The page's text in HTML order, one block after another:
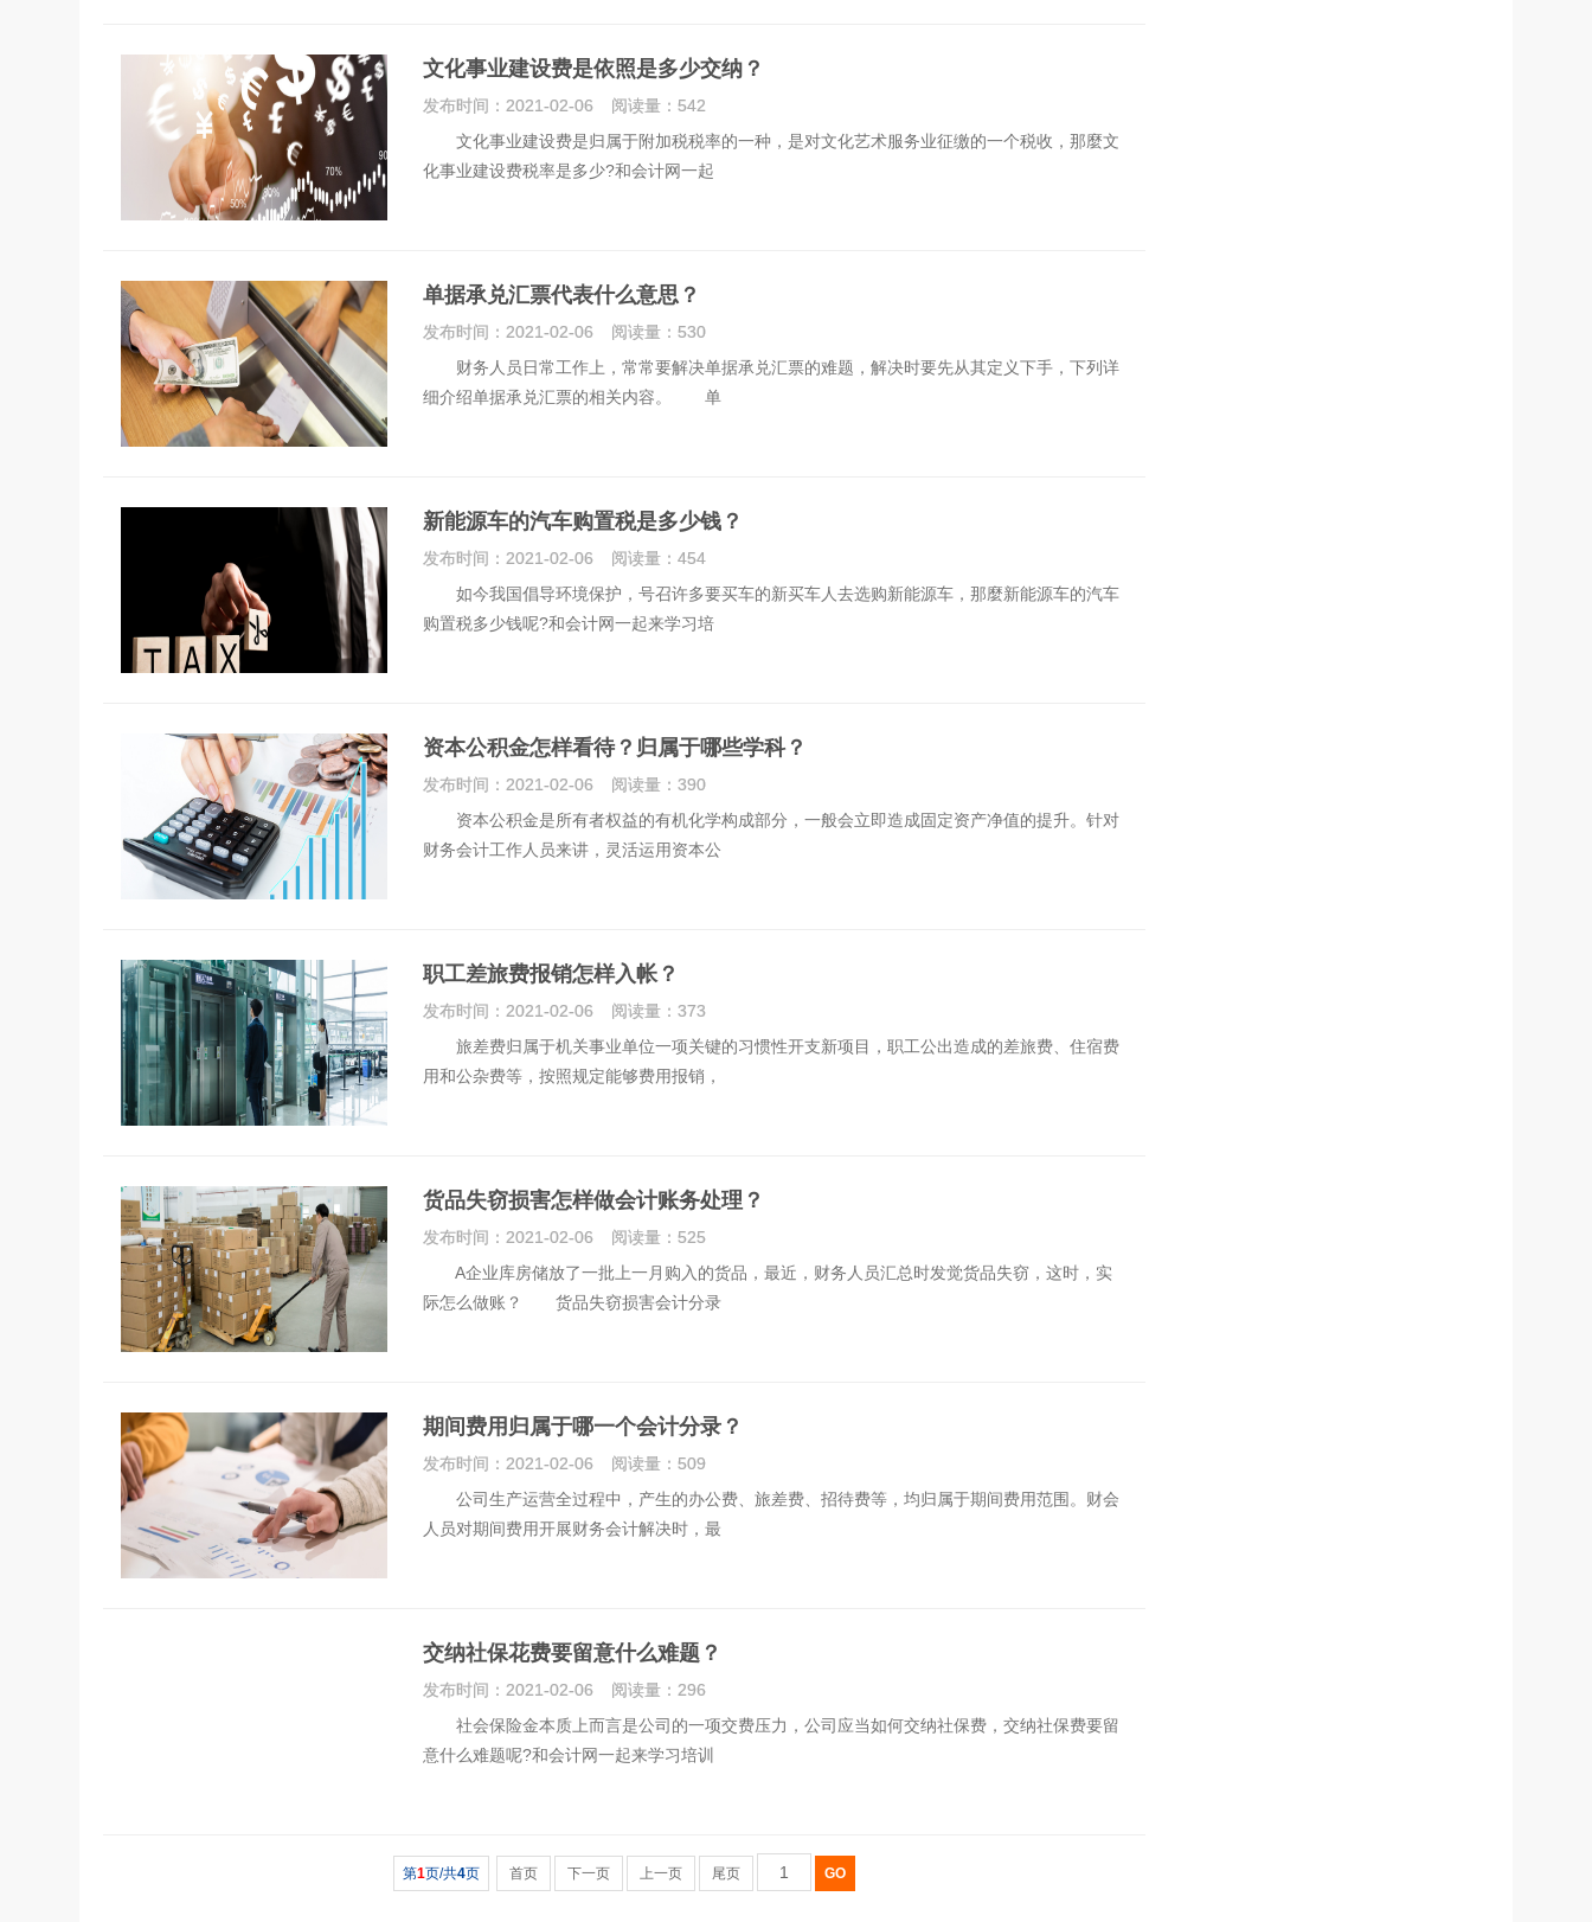
文化事业建设费是依照是多少交纳？
发布时间： 2021-02-06 阅读量： 542
文化事业建设费是归属于附加税税率的一种，是对文化艺术服务业征缴的一个税收，那麼文
化事业建设费税率是多少?和会计网一起
单据承兑汇票代表什么意思？
发布时间： 2021-02-06 阅读量： 530
财务人员日常工作上，常常要解决单据承兑汇票的难题，解决时要先从其定义下手，下列详
细介绍单据承兑汇票的相关内容。 单
新能源车的汽车购置税是多少钱？
发布时间： 2021-02-06 阅读量： 454
如今我国倡导环境保护，号召许多要买车的新买车人去选购新能源车，那麼新能源车的汽车
购置税多少钱呢?和会计网一起来学习培
资本公积金怎样看待？归属于哪些学科？
发布时间： 2021-02-06 阅读量： 390
资本公积金是所有者权益的有机化学构成部分，一般会立即造成固定资产净值的提升。针对
财务会计工作人员来讲，灵活运用资本公
职工差旅费报销怎样入帐？
发布时间： 2021-02-06 阅读量： 373
旅差费归属于机关事业单位一项关键的习惯性开支新项目，职工公出造成的差旅费、住宿费
用和公杂费等，按照规定能够费用报销，
货品失窃损害怎样做会计账务处理？
发布时间： 2021-02-06 阅读量： 525
A企业库房储放了一批上一月购入的货品，最近，财务人员汇总时发觉货品失窃，这时，实
际怎么做账？ 货品失窃损害会计分录
期间费用归属于哪一个会计分录？
发布时间： 2021-02-06 阅读量： 509
公司生产运营全过程中，产生的办公费、旅差费、招待费等，均归属于期间费用范围。财会
人员对期间费用开展财务会计解决时，最
交纳社保花费要留意什么难题？
发布时间： 2021-02-06 阅读量： 296
社会保险金本质上而言是公司的一项交费压力，公司应当如何交纳社保费，交纳社保费要留
意什么难题呢?和会计网一起来学习培训
第1页/共4页 首页 下一页 上一页 尾页